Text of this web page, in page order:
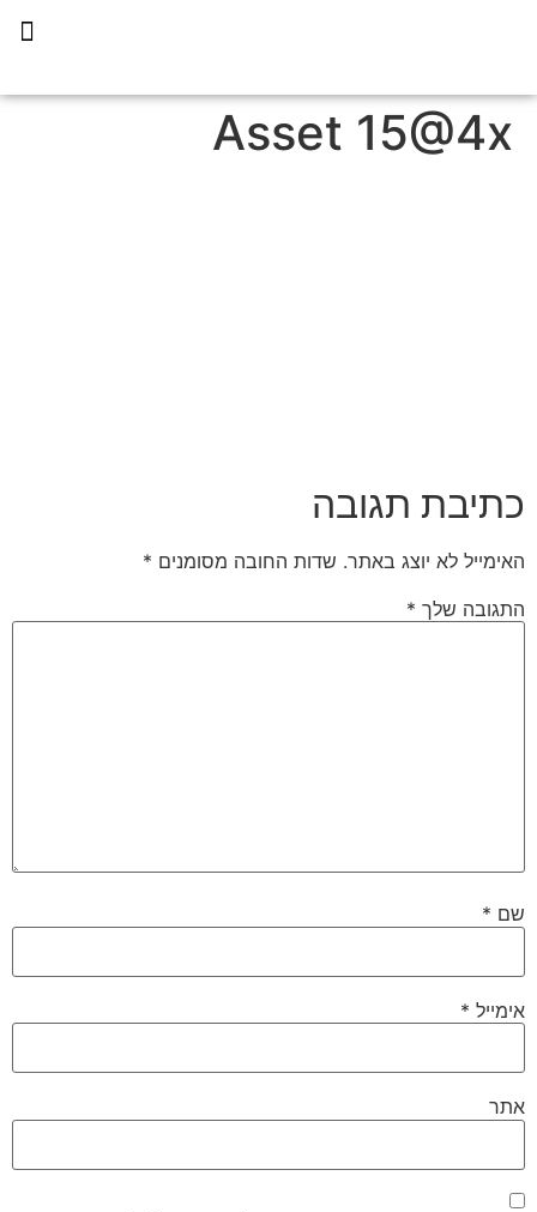
Asset 15@4x
כתיבת תגובה
האימייל לא יוצג באתר. שדות החובה מסומנים *
התגובה שלך *
שם *
אימייל *
אתר